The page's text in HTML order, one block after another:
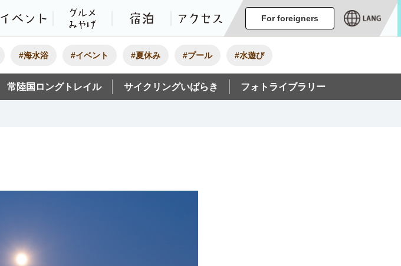
観光いばらき公式ホームページ
モデルコーススポット 体験 イベント グルメ・みやげ宿泊 アクセス
For foreigners
#海水浴 #イベント #夏休み #プール #水遊び
常陸国ロングトレイル サイクリングいばらき フォトライブラリー